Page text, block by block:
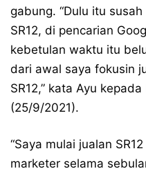
gabung. “Dulu itu
SR12, di pencarian
kebetulan waktu itu
dari awal saya fokusin
SR12,” kata Ayu
(25/9/2021).
“Saya mulai jualan
marketer selama